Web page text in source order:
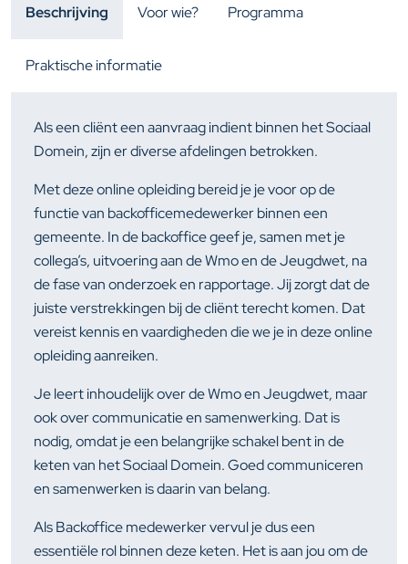
Beschrijving Voor wie? Programma
Praktische informatie
Als een cliënt een aanvraag indient binnen het Sociaal
Domein, zijn er diverse afdelingen betrokken.
Met deze online opleiding bereid je je voor op de
functie van backofficemedewerker binnen een
gemeente. In de backoffice geef je, samen met je
collega’s, uitvoering aan de Wmo en de Jeugdwet, na
de fase van onderzoek en rapportage. Jij zorgt dat de
juiste verstrekkingen bij de cliënt terecht komen. Dat
vereist kennis en vaardigheden die we je in deze online
opleiding aanreiken.
Je leert inhoudelijk over de Wmo en Jeugdwet, maar
ook over communicatie en samenwerking. Dat is
nodig, omdat je een belangrijke schakel bent in de
keten van het Sociaal Domein. Goed communiceren
en samenwerken is daarin van belang.
Als Backoffice medewerker vervul je dus een
essentiële rol binnen deze keten. Het is aan jou om de